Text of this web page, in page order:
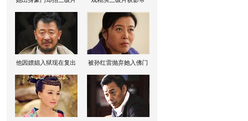
他因嫖娼入狱现在复出 被孙红雷抛弃她入佛门